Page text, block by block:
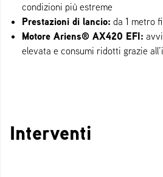
condizioni più estreme
Prestazioni di lancio: da 1 metro
Motore Ariens® AX420 EFI:
elevata e consumi ridotti grazie
Interventi